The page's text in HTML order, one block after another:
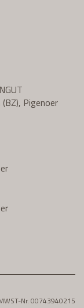
Pigenoer
Nr. 00743940215